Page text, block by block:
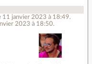
11 janvier 2023 à 18:49.
2023 à 18:50.